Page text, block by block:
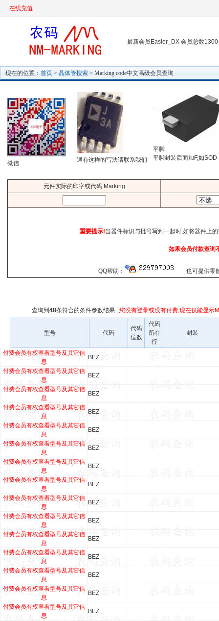
在线充值
最新会员Easier_DX 会员总数1300
现在的位置： 首页 > 晶体管搜索 > Marking code中文高级会员查询
微信 遇有这样的写法请联系我们
平脚
平脚封装后面加F,如
元件实际的印字或代码 Marking
重要提示!当器件标识与批号写到一起时,如将器件上
如果会员付款查询
QQ帮助： 也可提供零
查询到 48条符合的条件参数结果 您没有登录或没有付费,现在仅能显示
型号 代码
代码
位数
代码
所在
行
封装
付费会员有权查看型号及其它信
息
BEZ
付费会员有权查看型号及其它信
息
BEZ
付费会员有权查看型号及其它信
息
BEZ
付费会员有权查看型号及其它信
息
BEZ
付费会员有权查看型号及其它信
息
BEZ
付费会员有权查看型号及其它信
息
BEZ
付费会员有权查看型号及其它信
息
BEZ
付费会员有权查看型号及其它信
息
BEZ
付费会员有权查看型号及其它信
息
BEZ
付费会员有权查看型号及其它信
息
BEZ
付费会员有权查看型号及其它信
息
BEZ
付费会员有权查看型号及其它信
息
BEZ
付费会员有权查看型号及其它信
息
BEZ
付费会员有权查看型号及其它信
息
BEZ
付费会员有权查看型号及其它信
息
BEZ